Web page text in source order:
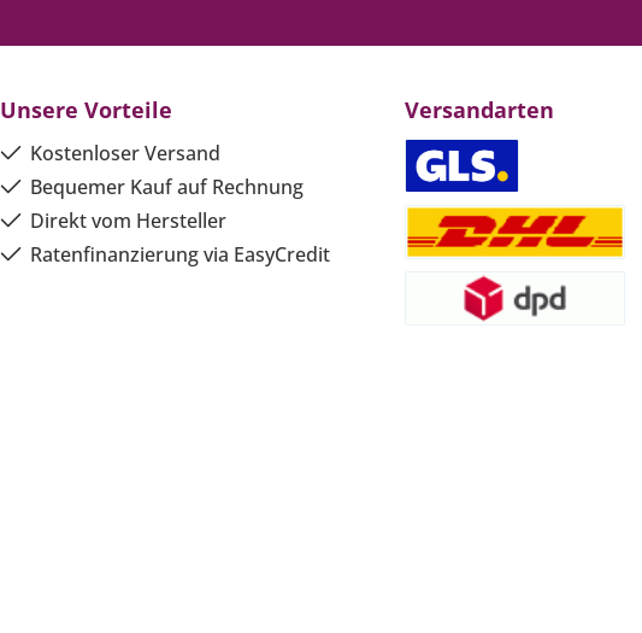
Unsere Vorteile
Kostenloser Versand
Bequemer Kauf auf Rechnung
Direkt vom Hersteller
Ratenfinanzierung via EasyCredit
Versandarten